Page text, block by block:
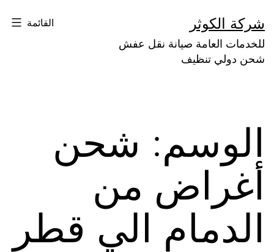
إلى
المحتوى
شركة الكوثر
للخدمات العامة صيانة نقل عفش
شحن دولي تنظيف
القائمة
الوسم: شحن
أغراض من
الدمام الي قطر